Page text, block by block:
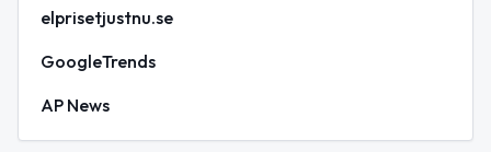
elprisetjustnu.se
GoogleTrends
AP News